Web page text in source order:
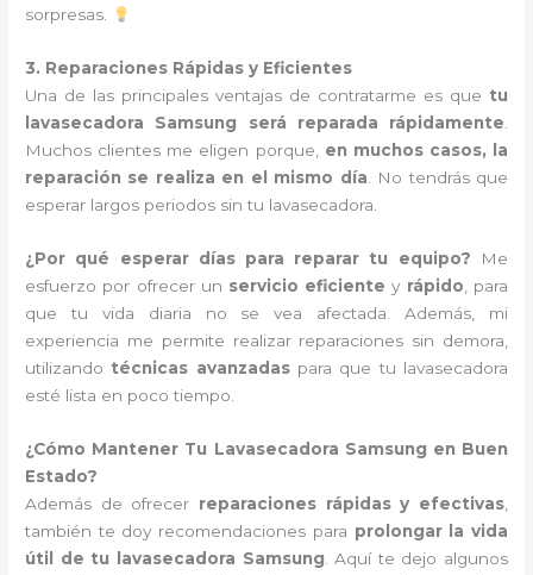
sorpresas.
3. Reparaciones Rápidas y Eficientes
Una de las principales ventajas de contratarme es que tu
lavasecadora Samsung será reparada rápidamente.
Muchos clientes me eligen porque, en muchos casos, la
reparación se realiza en el mismo día. No tendrás que
esperar largos periodos sin tu lavasecadora.
¿Por qué esperar días para reparar tu equipo? Me
esfuerzo por ofrecer un servicio eficiente y rápido , para
que tu vida diaria no se vea afectada. Además, mi
experiencia me permite realizar reparaciones sin demora,
utilizando técnicas avanzadaspara que tu lavasecadora
esté lista en poco tiempo.
¿Cómo Mantener Tu Lavasecadora Samsung en Buen
Estado?
Además de ofrecer reparaciones rápidas y efectivas,
también te doy recomendaciones para prolongar la vida
útil de tu lavasecadora Samsung . Aquí te dejo algunos